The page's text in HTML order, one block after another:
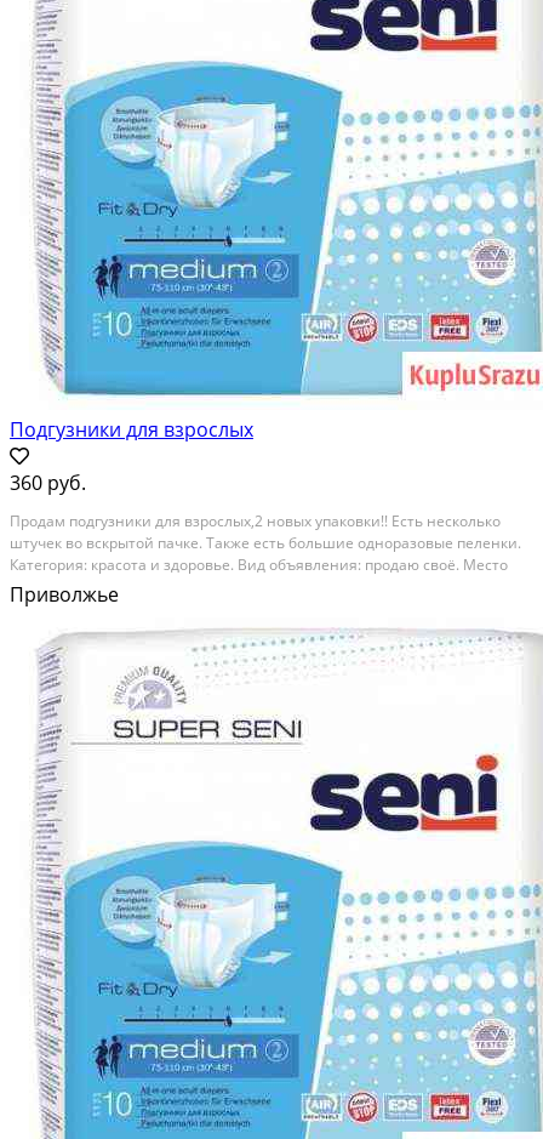
Подгузники для взрослых
360 руб.
Продам подгузники для взрослых,2 новых упаковки!! Есть несколько
штучек во вскрытой пачке. Также есть большие одноразовые пеленки.
Категория: красота и здоровье. Вид объявления: продаю своё. Место
сделки: село , самарская область, приволжье
Приволжье